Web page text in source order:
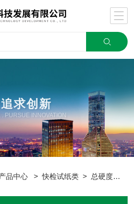
求创新
PURSUE INNOVATION
品中心 >快检试纸类 > 总硬度检测试纸